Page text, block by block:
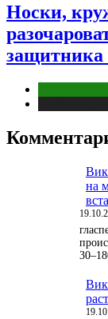
Носки,
защитника
на